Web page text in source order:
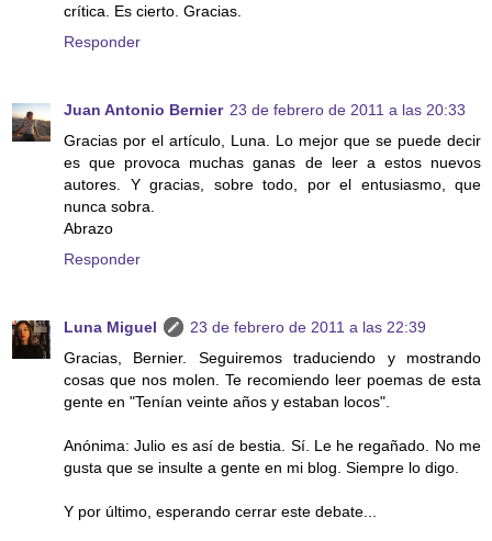
crítica. Es cierto. Gracias.
Responder
Juan Antonio Bernier 23 de febrero de 2011 a las 20:33
Gracias por el artículo, Luna. Lo mejor que se puede decir
es que provoca muchas ganas de leer a estos nuevos
autores. Y gracias, sobre todo, por el entusiasmo, que
nunca sobra.
Abrazo
Responder
Luna Miguel
23 de febrero de 2011 a las 22:39
Gracias, Bernier. Seguiremos traduciendo y mostrando
cosas que nos molen. Te recomiendo leer poemas de esta
gente en "Tenían veinte años y estaban locos".
Anónima: Julio es así de bestia. Sí. Le he regañado. No me
gusta que se insulte a gente en mi blog. Siempre lo digo.
Y por último, esperando cerrar este debate...